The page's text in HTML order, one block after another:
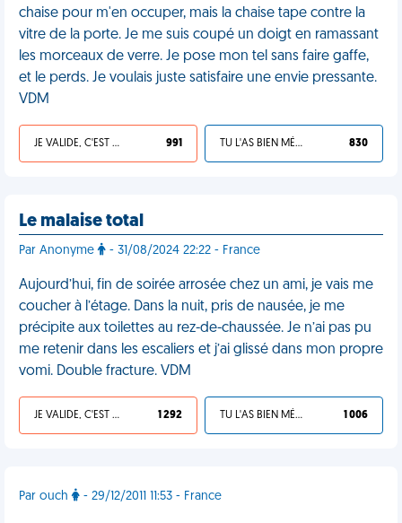
chaise pour m'en occuper, mais la chaise tape contre la
vitre de la porte. Je me suis coupé un doigt en ramassant
les morceaux de verre. Je pose mon tel sans faire gaffe,
et le perds. Je voulais juste satisfaire une envie pressante.
VDM
JE VALIDE, C'EST UNE VDM 991 TU L'AS BIEN MÉRITÉ 830
Le malaise total
Par Anonyme - 31/08/2024 22:22 - France
Aujourd’hui, fin de soirée arrosée chez un ami, je vais me
coucher à l’étage. Dans la nuit, pris de nausée, je me
précipite aux toilettes au rez-de-chaussée. Je n’ai pas pu
me retenir dans les escaliers et j’ai glissé dans mon propre
vomi. Double fracture. VDM
JE VALIDE, C'EST UNE VDM 1 292 TU L'AS BIEN MÉRITÉ 1 006
Par ouch - 29/12/2011 11:53 - France